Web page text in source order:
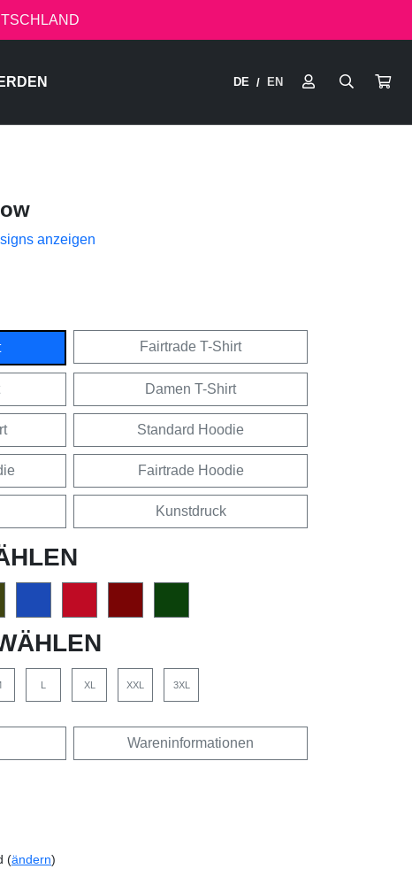
DE / EN
anzeigen
Fairtrade T-Shirt
Damen T-Shirt
Standard Hoodie
Fairtrade Hoodie
Kunstdruck
XL XXL 3XL
Wareninformationen
(ändern)